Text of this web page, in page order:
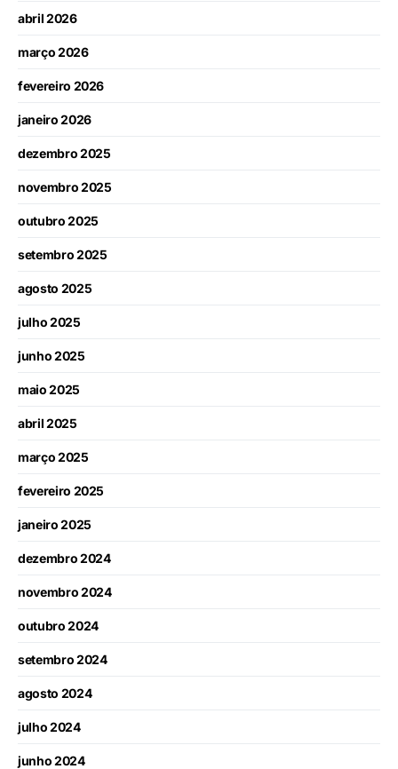
abril 2026
março 2026
fevereiro 2026
janeiro 2026
dezembro 2025
novembro 2025
outubro 2025
setembro 2025
agosto 2025
julho 2025
junho 2025
maio 2025
abril 2025
março 2025
fevereiro 2025
janeiro 2025
dezembro 2024
novembro 2024
outubro 2024
setembro 2024
agosto 2024
julho 2024
junho 2024